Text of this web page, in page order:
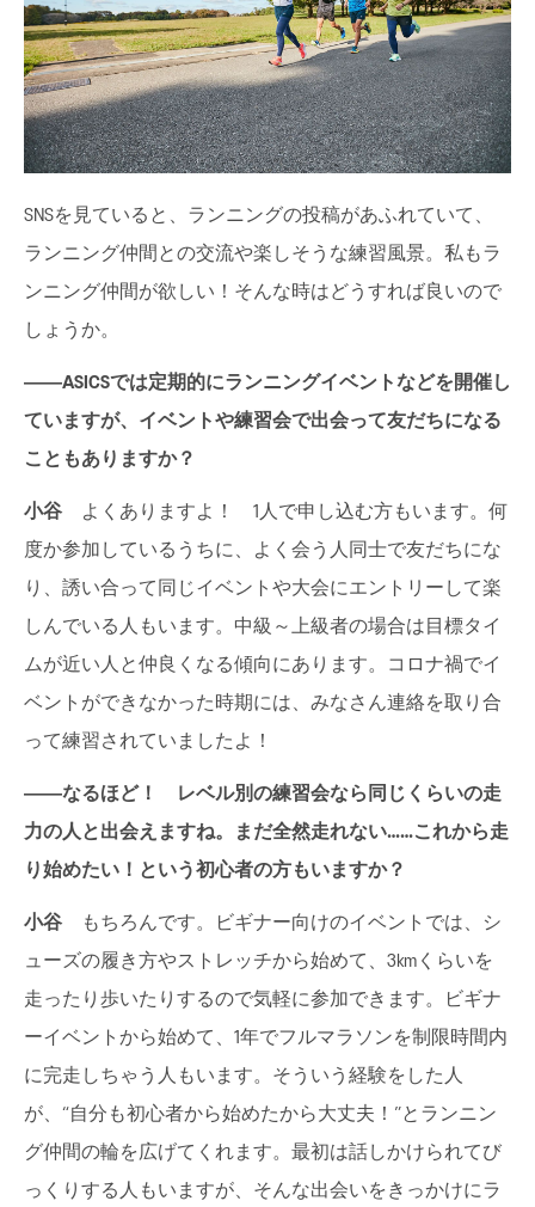
SNSを見ていると、ランニングの投稿があふれていて、
ランニング仲間との交流や楽しそうな練習風景。私もラ
ンニング仲間が欲しい！そんな時はどうすれば良いので
しょうか。
――ASICSでは定期的にランニングイベントなどを開催し
ていますが、イベントや練習会で出会って友だちになる
こともありますか？
小谷 よくありますよ！ 1人で申し込む方もいます。何
度か参加しているうちに、よく会う人同士で友だちにな
り、誘い合って同じイベントや大会にエントリーして楽
しんでいる人もいます。中級～上級者の場合は目標タイ
ムが近い人と仲良くなる傾向にあります。コロナ禍でイ
ベントができなかった時期には、みなさん連絡を取り合
って練習されていましたよ！
――なるほど！ レベル別の練習会なら同じくらいの走
力の人と出会えますね。まだ全然走れない……これから走
り始めたい！という初心者の方もいますか？
小谷 もちろんです。ビギナー向けのイベントでは、シ
ューズの履き方やストレッチから始めて、3kmくらいを
走ったり歩いたりするので気軽に参加できます。ビギナ
ーイベントから始めて、1年でフルマラソンを制限時間内
に完走しちゃう人もいます。そういう経験をした人
が、“自分も初心者から始めたから大丈夫！”とランニン
グ仲間の輪を広げてくれます。最初は話しかけられてび
っくりする人もいますが、そんな出会いをきっかけにラ